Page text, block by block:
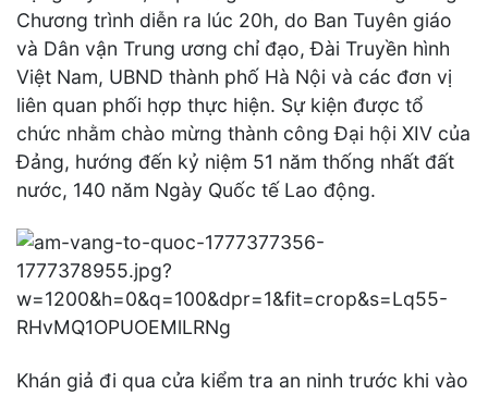
Chương trình diễn ra lúc 20h, do Ban Tuyên giáo
và Dân vận Trung ương chỉ đạo, Đài Truyền hình
Việt Nam, UBND thành phố Hà Nội và các đơn vị
liên quan phối hợp thực hiện. Sự kiện được tổ
chức nhằm chào mừng thành công Đại hội XIV của
Đảng, hướng đến kỷ niệm 51 năm thống nhất đất
nước, 140 năm Ngày Quốc tế Lao động.
Khán giả đi qua cửa kiểm tra an ninh trước khi vào